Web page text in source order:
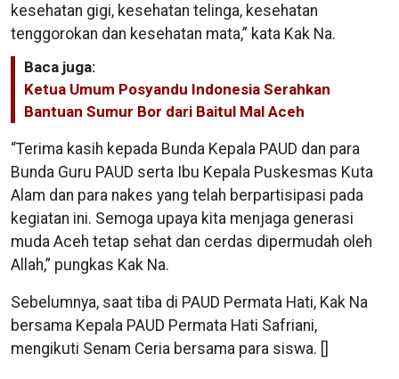
kesehatan gigi, kesehatan telinga, kesehatan
tenggorokan dan kesehatan mata,” kata Kak Na.
Baca juga:
Ketua Umum Posyandu Indonesia Serahkan
Bantuan Sumur Bor dari Baitul Mal Aceh
“Terima kasih kepada Bunda Kepala PAUD dan para
Bunda Guru PAUD serta Ibu Kepala Puskesmas Kuta
Alam dan para nakes yang telah berpartisipasi pada
kegiatan ini. Semoga upaya kita menjaga generasi
muda Aceh tetap sehat dan cerdas dipermudah oleh
Allah,” pungkas Kak Na.
Sebelumnya, saat tiba di PAUD Permata Hati, Kak Na
bersama Kepala PAUD Permata Hati Safriani,
mengikuti Senam Ceria bersama para siswa. []